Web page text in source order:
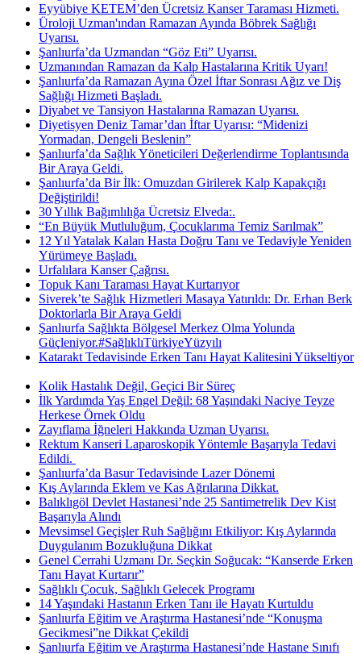
Eyyübiye KETEM’den Ücretsiz Kanser Taraması Hizmeti.
Üroloji Uzman'ından Ramazan Ayında Böbrek Sağlığı
Uyarısı.
Şanlıurfa’da Uzmandan “Göz Eti” Uyarısı.
Uzmanından Ramazan da Kalp Hastalarına Kritik Uyarı!
Şanlıurfa’da Ramazan Ayına Özel İftar Sonrası Ağız ve Diş
Sağlığı Hizmeti Başladı.
Diyabet ve Tansiyon Hastalarına Ramazan Uyarısı.
Diyetisyen Deniz Tamar’dan İftar Uyarısı: “Midenizi
Yormadan, Dengeli Beslenin”
Şanlıurfa’da Sağlık Yöneticileri Değerlendirme Toplantısında
Bir Araya Geldi.
Şanlıurfa’da Bir İlk: Omuzdan Girilerek Kalp Kapakçığı
Değiştirildi!
30 Yıllık Bağımlılığa Ücretsiz Elveda:.
“En Büyük Mutluluğum, Çocuklarıma Temiz Sarılmak”
12 Yıl Yatalak Kalan Hasta Doğru Tanı ve Tedaviyle Yeniden
Yürümeye Başladı.
Urfalılara Kanser Çağrısı.
Topuk Kanı Taraması Hayat Kurtarıyor
Siverek’te Sağlık Hizmetleri Masaya Yatırıldı: Dr. Erhan Berk
Doktorlarla Bir Araya Geldi
Şanlıurfa Sağlıkta Bölgesel Merkez Olma Yolunda
Güçleniyor.#SağlıklıTürkiyeYüzyılı
Katarakt Tedavisinde Erken Tanı Hayat Kalitesini Yükseltiyor
Kolik Hastalık Değil, Geçici Bir Süreç
İlk Yardımda Yaş Engel Değil: 68 Yaşındaki Naciye Teyze
Herkese Örnek Oldu
Zayıflama İğneleri Hakkında Uzman Uyarısı.
Rektum Kanseri Laparoskopik Yöntemle Başarıyla Tedavi
Edildi. ​
Şanlıurfa’da Basur Tedavisinde Lazer Dönemi
Kış Aylarında Eklem ve Kas Ağrılarına Dikkat.
Balıklıgöl Devlet Hastanesi’nde 25 Santimetrelik Dev Kist
Başarıyla Alındı
Mevsimsel Geçişler Ruh Sağlığını Etkiliyor: Kış Aylarında
Duygulanım Bozukluğuna Dikkat
Genel Cerrahi Uzmanı Dr. Seçkin Soğucak: “Kanserde Erken
Tanı Hayat Kurtarır”
Sağlıklı Çocuk, Sağlıklı Gelecek Programı
14 Yaşındaki Hastanın Erken Tanı ile Hayatı Kurtuldu
Şanlıurfa Eğitim ve Araştırma Hastanesi’nde “Konuşma
Gecikmesi”ne Dikkat Çekildi
Şanlıurfa Eğitim ve Araştırma Hastanesi’nde Hastane Sınıfı